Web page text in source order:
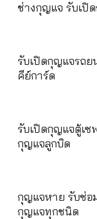
ช่างกุญแจ รับเปิ
รับเปิดกุญแจรถ
คีย์การ์ด
รับเปิดกุญแจตู้เซ
กุญแจลูกบิด
กุญแจหาย รับซ่
กุญแจทุกชนิด